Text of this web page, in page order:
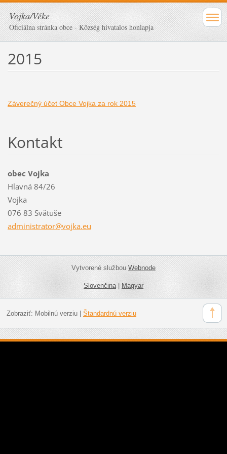
Vojka/Véke
Oficiálna stránka obce - Község hivatalos honlapja
2015
Záverečný účet Obce Vojka za rok 2015
Kontakt
obec Vojka
Hlavná 84/26
Vojka
076 83 Svätuše
administrator@vojka.eu
Vytvorené službouWebnode
Slovenčina|Magyar
Zobraziť: Mobilnú verziu| Štandardnú verziu